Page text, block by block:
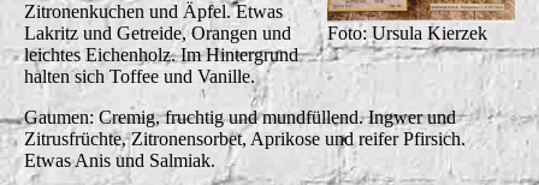
Foto: Ursula Kierzek
Zitronenkuchen und Äpfel. Etwas
Lakritz und Getreide, Orangen und
leichtes Eichenholz. Im Hintergrund
halten sich Toffee und Vanille.
Gaumen: Cremig, fruchtig und mundfüllend. Ingwer und
Zitrusfrüchte, Zitronensorbet, Aprikose und reifer Pfirsich.
Etwas Anis und Salmiak.